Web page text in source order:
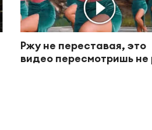
Ржу не переставая, это
видео пересмотришь не